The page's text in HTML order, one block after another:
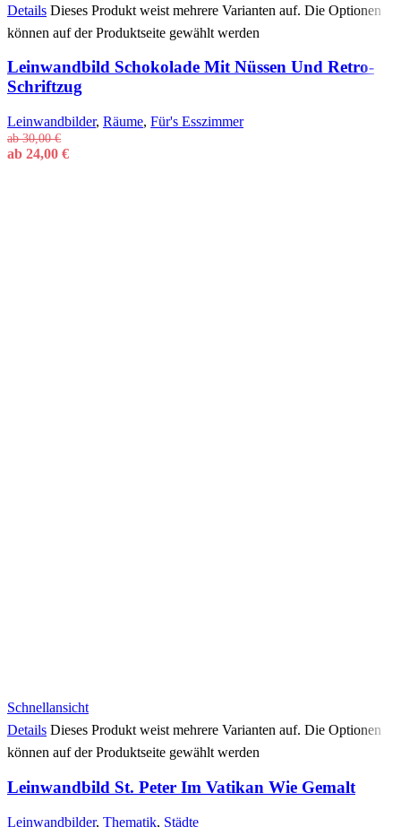
Details Dieses Produkt weist mehrere Varianten auf. Die Optionen
können auf der Produktseite gewählt werden
Leinwandbild Schokolade Mit Nüssen Und Retro-
Schriftzug
Leinwandbilder, Räume, Für's Esszimmer
ab30,00€
ab 24,00 €
Schnellansicht
Details Dieses Produkt weist mehrere Varianten auf. Die Optionen
können auf der Produktseite gewählt werden
Leinwandbild St. Peter Im Vatikan Wie Gemalt
Leinwandbilder, Thematik, Städte